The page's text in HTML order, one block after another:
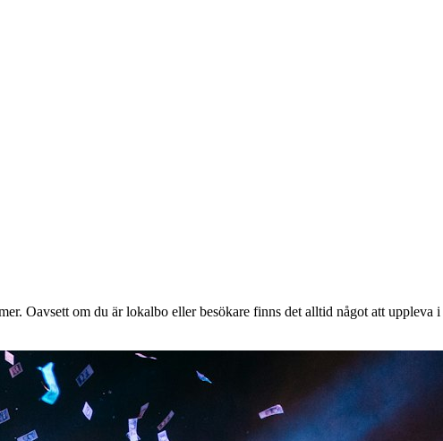
Oavsett om du är lokalbo eller besökare finns det alltid något att uppleva i